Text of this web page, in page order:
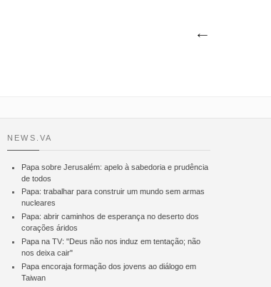
EM MONTARIOL
Encontro Anual 2017 (último sábado de
Maio)
NEWS.VA
Papa sobre Jerusalém: apelo à sabedoria e prudência
de todos
Papa: trabalhar para construir um mundo sem armas
nucleares
Papa: abrir caminhos de esperança no deserto dos
corações áridos
Papa na TV: "Deus não nos induz em tentação; não
nos deixa cair"
Papa encoraja formação dos jovens ao diálogo em
Taiwan